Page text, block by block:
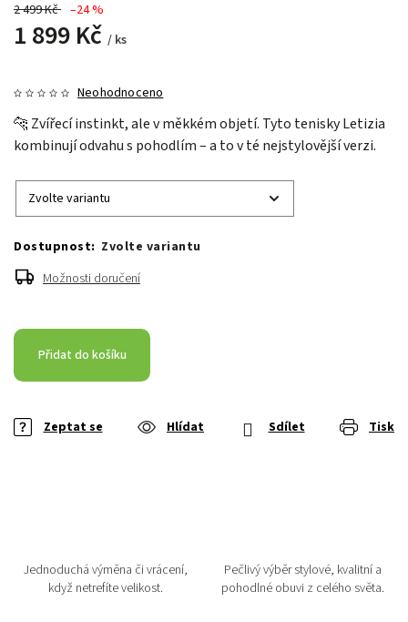
2 499 Kč –24 %
1 899 Kč / ks
Neohodnoceno
🐆 Zvířecí instinkt, ale v měkkém objetí. Tyto tenisky Letizia
kombinují odvahu s pohodlím – a to v té nejstylovější verzi.
Zvolte variantu
Možnosti doručení
Přidat do košíku
Tisk
Zeptat se Hlídat Sdílet
Jednoduchá výměna či vrácení,
když netrefíte velikost.
Pečlivý výběr stylové, kvalitní a
pohodlné obuvi z celého světa.